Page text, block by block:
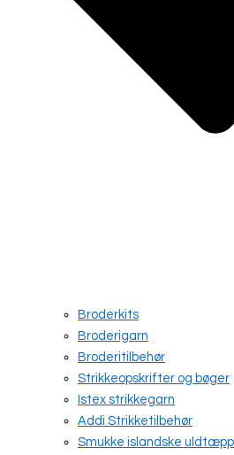
Broderkits
Broderigarn
Broderitilbehør
Strikkeopskrifter og bøger
Istex strikkegarn
Addi Strikketilbehør
Smukke islandske